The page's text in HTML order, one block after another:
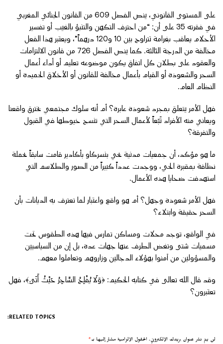
على المستوى القانوني، ينص الفصل 609 من القانون الجنائي المغربي
في فقرته 35 على أن: “من احترف التكهن والتنبؤ بالغيب أو تفسير
الأحلام يعاقب بغرامة تتراوح بين 10 و120 درهماً”، ويعتبر هذا الفعل
مخالفة من الدرجة الثالثة. كما ينص الفصل 726 من قانون الالتزامات
والعقود على بطلان كل اتفاق يكون موضوعه تعليم أو أداء أعمال
السحر والشعوذة أو القيام بأعمال مخالفة للقانون أو الأخلاق الحميدة أو
النظام العام.
فهل الأمر يتعلق بمجرد شعوذة عابرة؟ أم أنه سلوك مجتمعي يخترق واقعنا
ويعاني منه الأفراد تَبَعاً لأعمال السحر التي تنسج خيوطها في القبول
والتفرقة؟
ما هو مؤكد، أن جمعيات مدنية بحي بنسركاو بأكادير قامت سابقاً بحملة
نظافة بمقبرة الحي، ووجدت عدداً كبيراً من الصور والطلاسم التي
استهدفت ضحايا هذه الأعمال.
فهل الأمر شعوذة وجهل؟ أم هو واقع واعتبار لما تعترف به الديانات بأن
السحر حقيقة وابتلاء؟
في الواقع، توجد محلات ومساكن تمارس فيها هذه الطقوس تحت
مسميات شتى وتغض الطرف عنها جهات عدة، بل إن من السياسيين
والمسؤولين من آمنوا بهؤلاء الدجالين وزاروهم وتعاملوا معهم.
وقد قال الله تعالى في كتابه الحكيم: ﴿وَلَا يُفْلِحُ السَّاحِرُ حَيْثُ أَتَىٰ﴾، فهل
تعتبرون؟
RELATED TOPICS:
لن يتم نشر عنوان بريدك الإلكتروني. الحقول الإلزامية مشار إليها بـ*